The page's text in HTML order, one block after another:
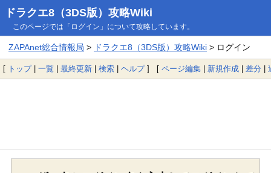
ドラクエ8（3DS版）攻略Wiki
このページでは「ログイン」について攻略しています。
ZAPAnet総合情報局 > ドラクエ8（3DS版）攻略Wiki> ログイン
[ トップ| 一覧 | 最終更新 | 検索 | ヘルプ] [ ページ編集 | 新規作成 | 差分 |